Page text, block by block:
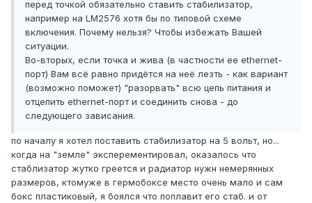
перед точкой обязательно ставить стабилизатор,
например на LM2576 хотя бы по типовой схеме
включения. Почему нельзя? Чтобы избежать Вашей
ситуации.
Во-вторых, если точка и жива (в частности ее ethernet-
порт) Вам всё равно придётся на неё лезть - как вариант
(возможно поможет) "разорвать" всю цепь питания и
отцепить ethernet-порт и соединить снова - до
следующего зависания.
по началу я хотел поставить стабилизатор на 5 вольт, но...
когда на "земле" эксперементировал, оказалось что
стаблизатор жутко греется и радиатор нужн немерянных
размеров, ктомуже в гермобоксе место очень мало и сам
бокс пластиковый, я боялся что поплавит его стаб. и от